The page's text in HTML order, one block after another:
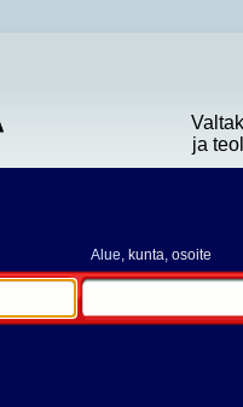
ja
Alue, kunta, osoite